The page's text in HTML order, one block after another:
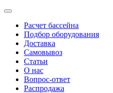
Расчет бассейна
Подбор оборудования
Доставка
Самовывоз
Статьи
О нас
Вопрос-ответ
Распродажа